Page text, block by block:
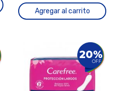
Agregar al carrito
20%
OFF